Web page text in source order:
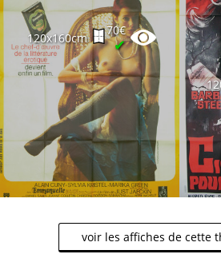
120x160cm
70€
✔
voir les affiches de cette